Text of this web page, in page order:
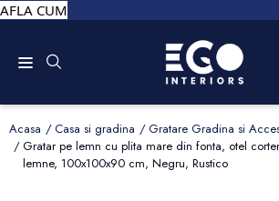
AFLA CUM
Acasa Casa si gradina
Gratare Gradina si
Gratar pe lemn cu plita mare din fonta, otel
lemne, 100x100x90 cm, Negru, Rustico